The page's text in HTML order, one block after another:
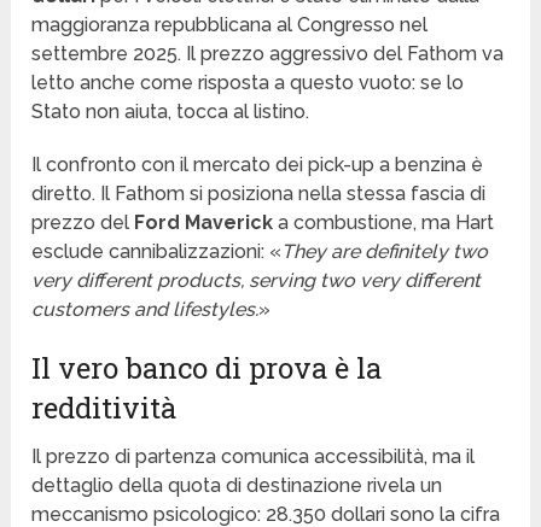
maggioranza repubblicana al Congresso nel
settembre 2025. Il prezzo aggressivo del Fathom va
letto anche come risposta a questo vuoto: se lo
Stato non aiuta, tocca al listino.
Il confronto con il mercato dei pick-up a benzina è
diretto. Il Fathom si posiziona nella stessa fascia di
prezzo del Ford Maverick a combustione, ma Hart
esclude cannibalizzazioni: « They are definitely two
very different products, serving two very different
customers and lifestyles.»
Il vero banco di prova è la
redditività
Il prezzo di partenza comunica accessibilità, ma il
dettaglio della quota di destinazione rivela un
meccanismo psicologico: 28.350 dollari sono la cifra